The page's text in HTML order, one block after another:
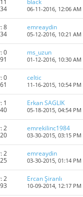
black
06-11-2016, 12:06 AM
8
emreaydin
05-12-2016, 10:21 AM
0
ms_uzun
01-12-2016, 10:30 AM
0
celtic
11-16-2015, 10:54 PM
1
Erkan SAGLIK
05-18-2015,04:54 PM
2
emrekilinc1984
03-30-2015,03:15 PM
2
emreaydin
03-30-2015,01:14 PM
2
Ercan Şiranlı
10-09-2014, 12:17 PM